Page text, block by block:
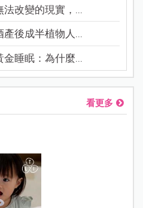
法改變的現實，...
產後成半植物人...
睡眠：為什麼...
看更多